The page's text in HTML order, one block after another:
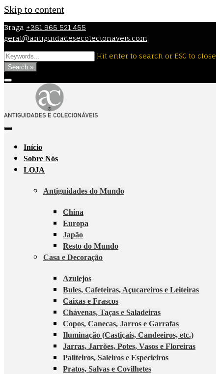
Skip to content
Braga +351 965 521 455
geral@antiguidadesecolecionaveis.com
Hit enter to search or ESC to close
Search »
Início
Sobre Nós
LOJA
Antiguidades do Mundo
China
Europa
Japão
Resto do Mundo
Casa e Decoração
Azulejos
Bules, Cafeteiras, Açucareiros e Leiteiras
Caixas e Frascos
Chávenas, Taças e Saladeiras
Copos, Canecas, Jarros e Garrafas
Iluminação (Castiçais, Candeeiros, etc.)
Jarras, Jarrões, Potes, Vasos e Floreiras
Paliteiros, Saleiros e Especieiros
Pratos, Salvas e Covilhetes